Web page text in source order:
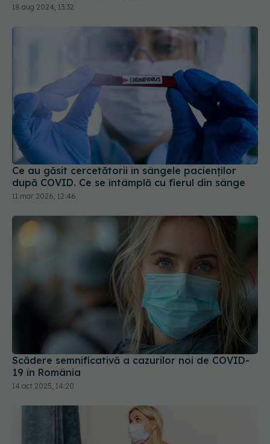
18 aug 2024, 13:32
Ce au găsit cercetătorii în sângele pacienților
după COVID. Ce se întâmplă cu fierul din sânge
11 mar 2026, 12:46
Scădere semnificativă a cazurilor noi de COVID-
19 în România
14 oct 2025, 14:20